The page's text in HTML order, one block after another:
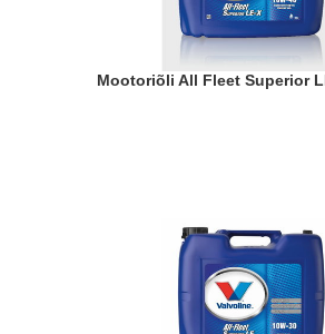
Mootoriõli All Fleet Superior